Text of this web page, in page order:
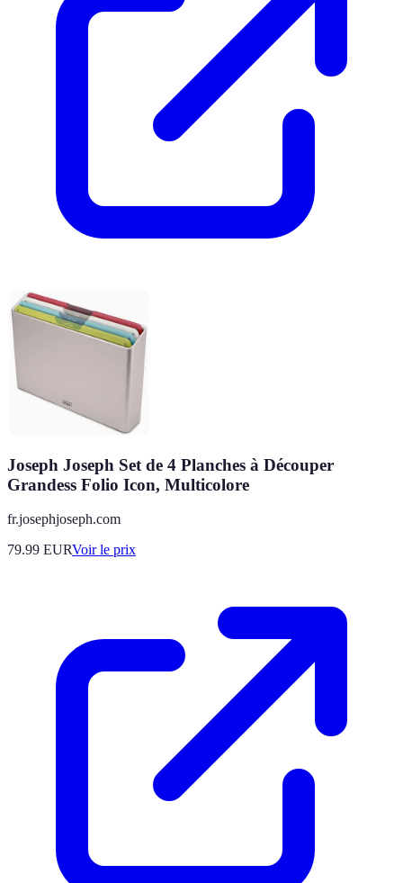
Joseph Joseph Set de 4 Planches à Découper
Grandess Folio Icon, Multicolore
fr.josephjoseph.com
79.99 EURVoir le prix